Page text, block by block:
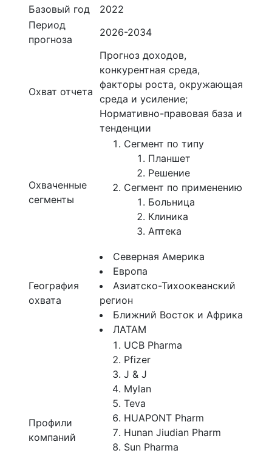
Базовый год
2022
Период
прогноза
2026-2034
Охват отчета
Прогноз доходов,
конкурентная среда,
факторы роста, окружающая
среда и усиление;
Нормативно-правовая база и
тенденции
Охваченные
сегменты
Сегмент по типу
Планшет
Решение
Сегмент по применению
Больница
Клиника
Аптека
География
охвата
Северная Америка
Европа
Азиатско-Тихоокеанский
регион
Ближний Восток и Африка
ЛАТАМ
Профили
компаний
UCB Pharma
Pfizer
J & J
Mylan
Teva
HUAPONT Pharm
Hunan Jiudian Pharm
Sun Pharma